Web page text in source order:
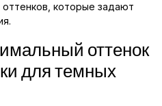
которые задают
оттенок
для темных